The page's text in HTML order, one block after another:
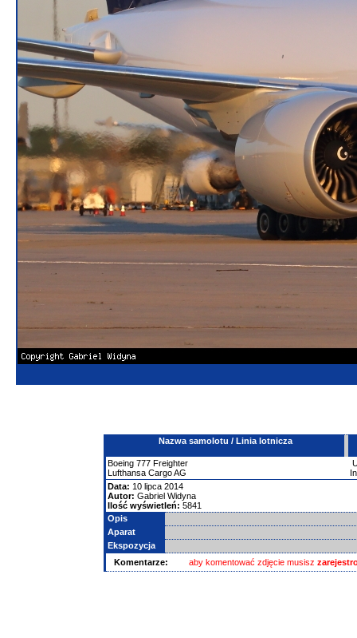
Nazwa samolotu / Linia lotnicza
Boeing 777 Freighter
Lufthansa Cargo AG
Data: 10 lipca 2014
Autor: Gabriel Widyna
Ilość wyświetleń: 5841
Opis
Aparat
Ekspozycja
Komentarze:
aby komentować zdjęcie musisz